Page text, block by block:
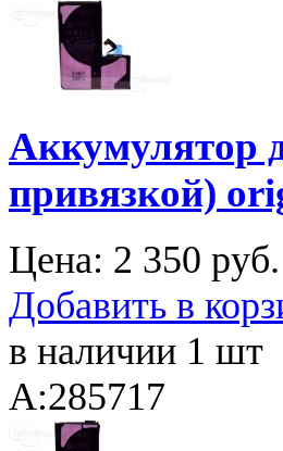
Аккумулятор
привязкой)
Цена: 2 350 руб.
Добавить в
в наличии 1 шт
A:285717